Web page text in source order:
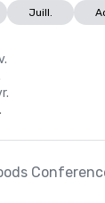
Juill.